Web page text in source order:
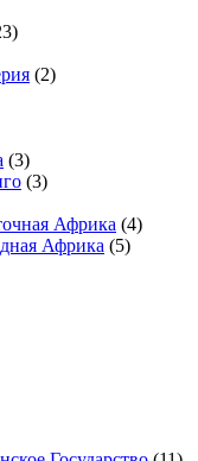
(2)
(3)
(3)
Африка (4)
Африка (5)